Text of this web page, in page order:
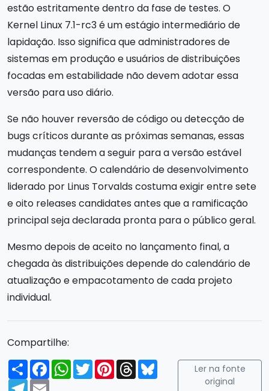
estão estritamente dentro da fase de testes. O
Kernel Linux 7.1-rc3 é um estágio intermediário de
lapidação. Isso significa que administradores de
sistemas em produção e usuários de distribuições
focadas em estabilidade não devem adotar essa
versão para uso diário.
Se não houver reversão de código ou detecção de
bugs críticos durante as próximas semanas, essas
mudanças tendem a seguir para a versão estável
correspondente. O calendário de desenvolvimento
liderado por Linus Torvalds costuma exigir entre sete
e oito releases candidates antes que a ramificação
principal seja declarada pronta para o público geral.
Mesmo depois de aceito no lançamento final, a
chegada às distribuições depende do calendário de
atualização e empacotamento de cada projeto
individual.
Compartilhe:
Compartilhar
FacebookWhatsApp
TwitterPinterest
ThreadsBluesky
Telegram
Email
Ler na fonte
original